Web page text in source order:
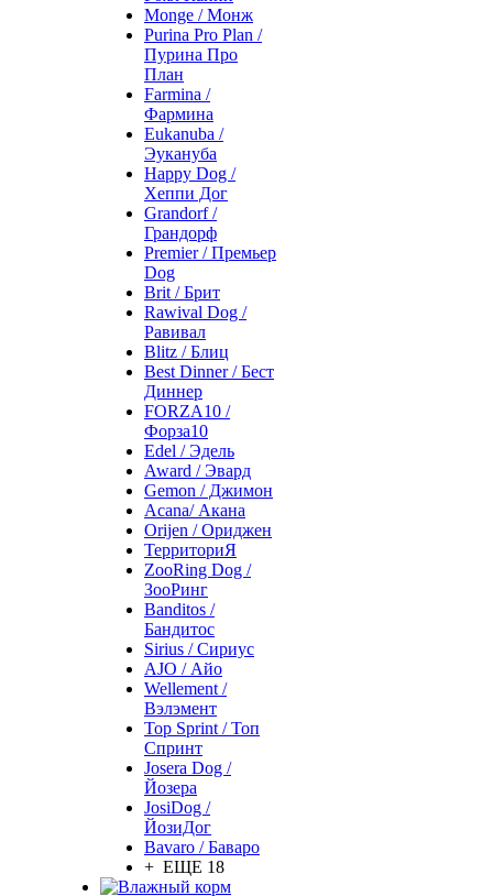
Monge / Монж
Purina Pro Plan /
Пурина Про
План
Farmina /
Фармина
Eukanuba /
Эукануба
Happy Dog /
Хеппи Дог
Grandorf /
Грандорф
Premier / Премьер
Dog
Brit / Брит
Rawival Dog /
Равивал
Blitz / Блиц
Best Dinner / Бест
Диннер
FORZA10 /
Форза10
Edel / Эдель
Award / Эвард
Gemon / Джимон
Acana/ Акана
Orijen / Ориджен
ТерриториЯ
ZooRing Dog /
ЗооРинг
Banditos /
Бандитос
Sirius / Сириус
AJO / Айо
Wellement /
Вэлэмент
Top Sprint / Топ
Спринт
Josera Dog /
Йозера
JosiDog /
ЙозиДог
Bavaro / Баваро
+ ЕЩЕ 18